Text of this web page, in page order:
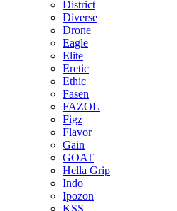
District
Diverse
Drone
Eagle
Elite
Eretic
Ethic
Fasen
FAZOL
Figz
Flavor
Gain
GOAT
Hella Grip
Indo
Ipozon